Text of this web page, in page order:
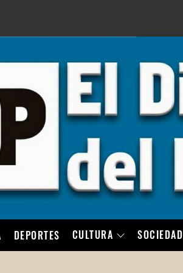
DEPORTES CULTURA SOCIEDAD